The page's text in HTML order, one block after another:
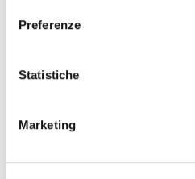
Preferenze
Statistiche
MarketingSOLICITA TU PRESUPUESTO